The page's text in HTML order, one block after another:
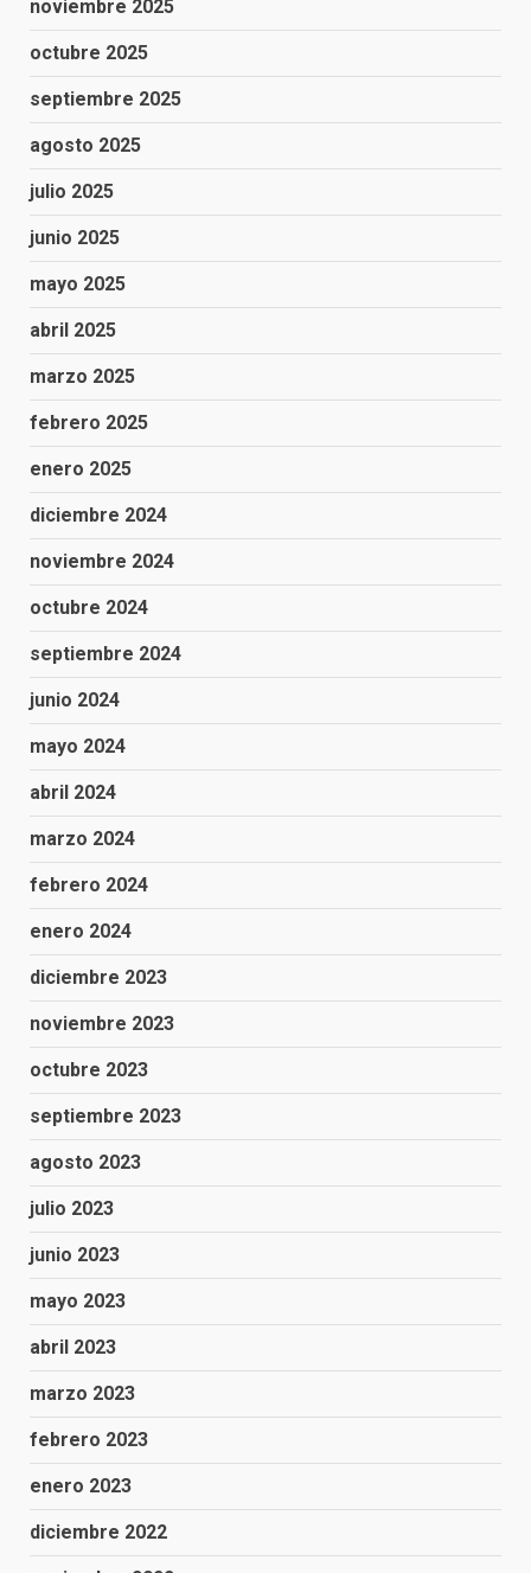
noviembre 2025
octubre 2025
septiembre 2025
agosto 2025
julio 2025
junio 2025
mayo 2025
abril 2025
marzo 2025
febrero 2025
enero 2025
diciembre 2024
noviembre 2024
octubre 2024
septiembre 2024
junio 2024
mayo 2024
abril 2024
marzo 2024
febrero 2024
enero 2024
diciembre 2023
noviembre 2023
octubre 2023
septiembre 2023
agosto 2023
julio 2023
junio 2023
mayo 2023
abril 2023
marzo 2023
febrero 2023
enero 2023
diciembre 2022